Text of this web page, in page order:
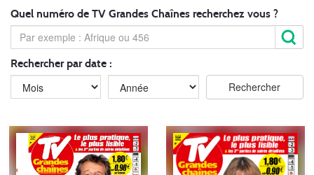
Quel numéro de TV Grandes Chaînes recherchez vous ?
Rechercher par date :